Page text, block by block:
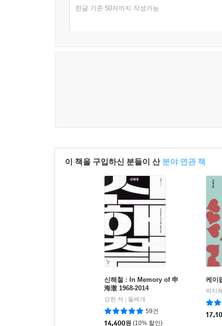
한글 기준 50자까지 작성가능
이 책을 구입하신 분들이 산 분야 연관 책
신해철 : In Memory of 申
海澈 1968-2014
강헌 저
돌베개
59건
14,400원 (10% 할인)
케이
박지